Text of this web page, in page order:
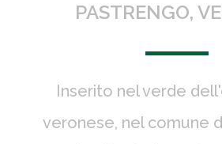
PASTRENGO,
Inserito nel verde
veronese, nel comune